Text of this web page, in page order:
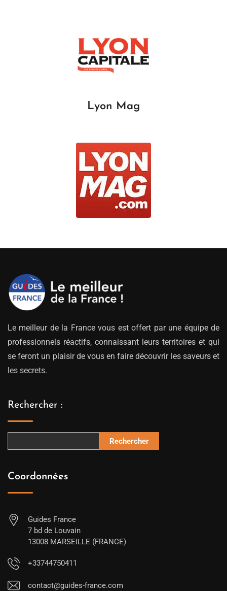
Lyon Mag
Le meilleur de la France vous est offert par une équipe de
professionnels réactifs, connaissant leurs territoires et qui
se feront un plaisir de vous en faire découvrir les saveurs et
les secrets.
Rechercher :
Rechercher
Coordonnées
Guides France
7 bd de Louvain
13008 MARSEILLE (FRANCE)
+33744750411
contact@guides-france.com